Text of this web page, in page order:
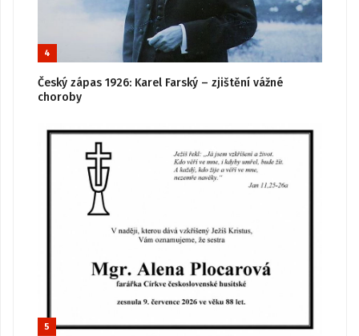
4
Český zápas 1926: Karel Farský – zjištění vážné
choroby
5